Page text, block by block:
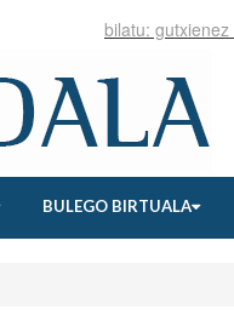
BULEGO BIRTUALA